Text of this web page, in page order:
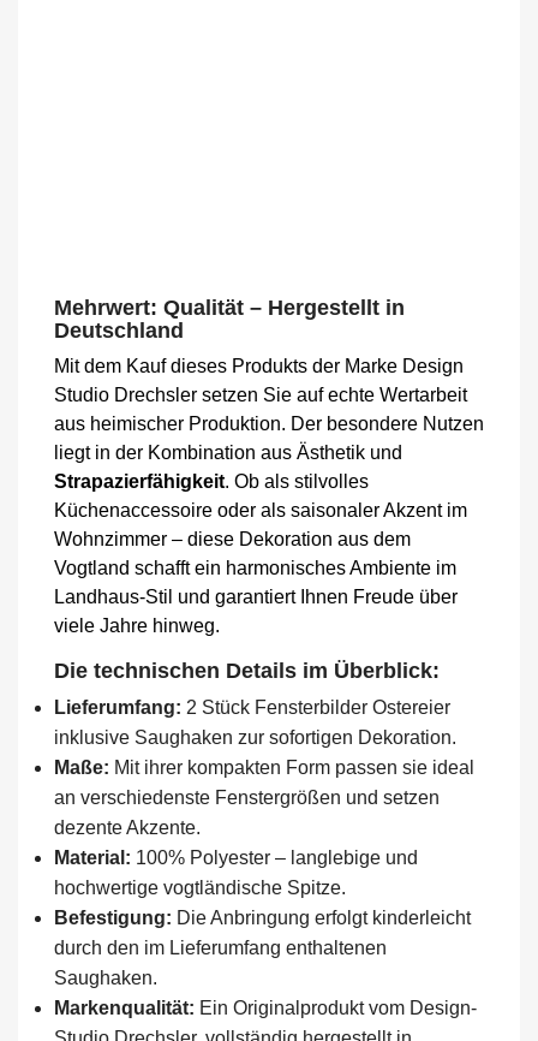
Mehrwert: Qualität – Hergestellt in
Deutschland
Mit dem Kauf dieses Produkts der Marke Design
Studio Drechsler setzen Sie auf echte Wertarbeit
aus heimischer Produktion. Der besondere Nutzen
liegt in der Kombination aus Ästhetik und
Strapazierfähigkeit. Ob als stilvolles
Küchenaccessoire oder als saisonaler Akzent im
Wohnzimmer – diese Dekoration aus dem
Vogtland schafft ein harmonisches Ambiente im
Landhaus-Stil und garantiert Ihnen Freude über
viele Jahre hinweg.
Die technischen Details im Überblick:
Lieferumfang: 2 Stück Fensterbilder Ostereier
inklusive Saughaken zur sofortigen Dekoration.
Maße: Mit ihrer kompakten Form passen sie ideal
an verschiedenste Fenstergrößen und setzen
dezente Akzente.
Material: 100% Polyester – langlebige und
hochwertige vogtländische Spitze.
Befestigung: Die Anbringung erfolgt kinderleicht
durch den im Lieferumfang enthaltenen
Saughaken.
Markenqualität: Ein Originalprodukt vom Design-